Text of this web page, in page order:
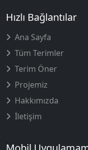
Hızlı Bağlantılar
Ana Sayfa
Tüm Terimler
Terim Öner
Projemiz
Hakkımızda
İletişim